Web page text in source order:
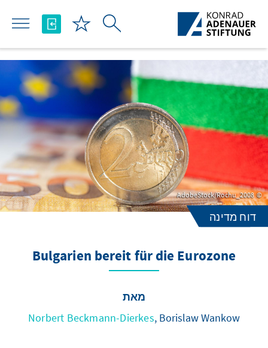
Skip to Main Content
AdobeStock/Rochu_2008
דוח מדינה
Bulgarien bereit für die Eurozone
מאת
Norbert Beckmann-Dierkes, Borislaw Wankow